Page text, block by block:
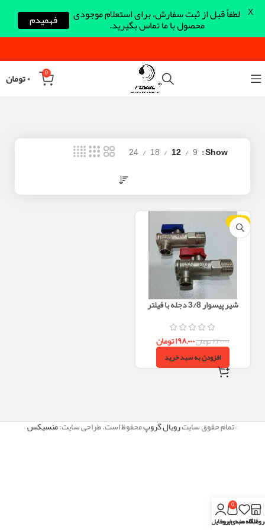
0 ۰تومان
Show
9
12
18
24
-10%
شیر پیسوار 3/8 دجله با فیلتر
گرم)
۲۲۰,۰۰۰تومان۱۹۸,۰۰۰تومان
افزودن به سبد خرید
©تمام حقوق سایترویال گروپمحفوظ است. طراحی سایت:منسیکس
لطفاً قبل از ثبت سفارش، برای استعلام موجودی
محصول با ما تماس بگیرید. فهمیدم X
علاقه مندی
0
سبد خریدپروفایل